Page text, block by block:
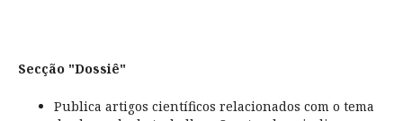
Secção "Dossiê"
Publica artigos científicos relacionados com o tema